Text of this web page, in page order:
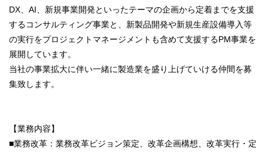
DX、AI、新規事業開発といったテーマの企画から定着までを支援
するコンサルティング事業と、新製品開発や新規生産設備導入等
の実行をプロジェクトマネージメントも含めて支援するPM事業を
展開しています。
当社の事業拡大に伴い一緒に製造業を盛り上げていける仲間を募
集致します。
【業務内容】
■業務改革：業務改革ビジョン策定、改革企画構想、改革実行・定